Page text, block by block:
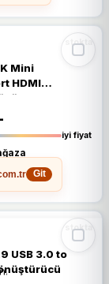
stokta
Mini
HDMI
Kablo 3
iyi fiyat
Git
%62 DÜŞTÜ
stokta
USB 3.0 to